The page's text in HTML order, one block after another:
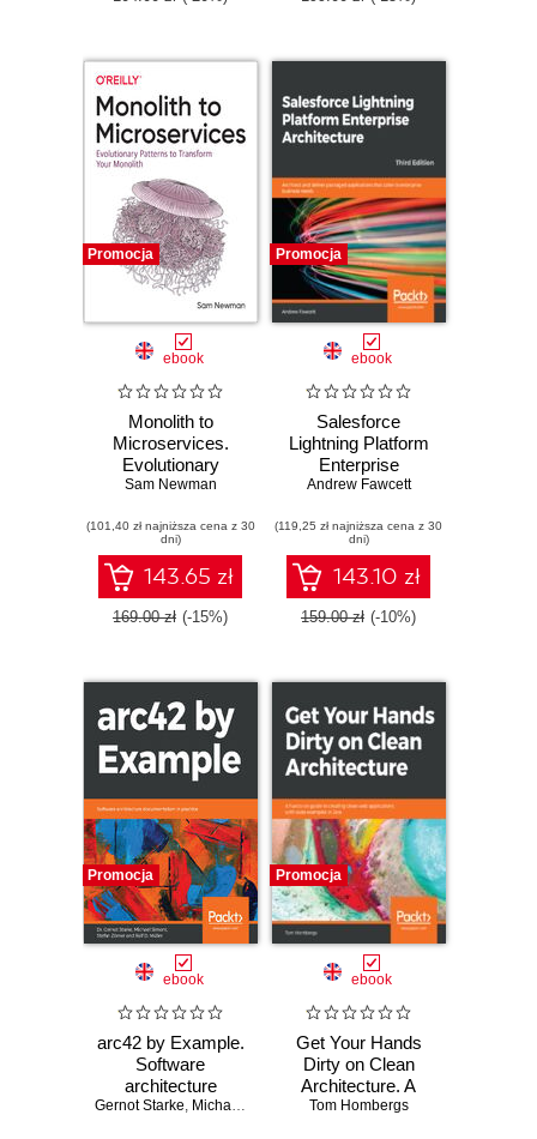
Promocja
ebook
Monolith to
Microservices.
Evolutionary
Patterns to
Monolith
Sam Newman
(101,40 zł najniższa cena z 30
dni)
143.65 zł
169.00 zł (-15%)
Promocja
ebook
Salesforce
Lightning Platform
Enterprise
Architecture.
deliver packaged
applications that
cater to enterprise
business needs -
Third Edition
Andrew Fawcett
(119,25 zł najniższa cena z 30
dni)
143.10 zł
159.00 zł (-10%)
Promocja
ebook
arc42 by Example.
Software
architecture
documentation in
Gernot Starke, Michael Simons Stefan Zörner,Ralf D. Müller
Promocja
ebook
Get Your Hands
Dirty on Clean
Architecture. A
hands-on guide to
Tom Hombergs